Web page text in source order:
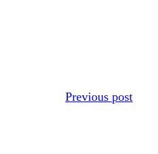
Previous post